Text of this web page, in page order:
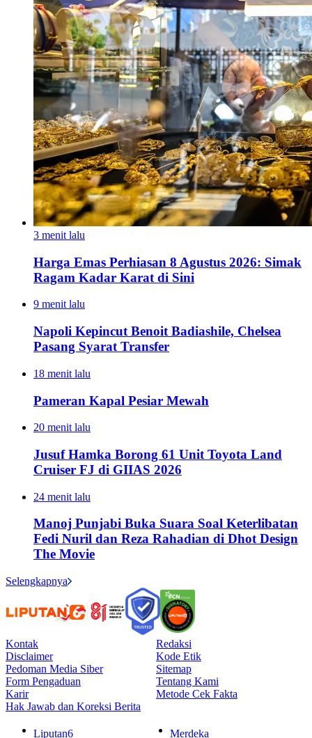
3 menit lalu
Harga Emas Perhiasan 8 Agustus 2026: Simak
Ragam Kadar Karat di Sini
9 menit lalu
Napoli Kepincut Benoit Badiashile, Chelsea
Pasang Syarat Transfer
18 menit lalu
Pameran Kapal Pesiar Mewah
20 menit lalu
Jusuf Hamka Borong 61 Unit Toyota Land
Cruiser FJ di GIIAS 2026
24 menit lalu
Manoj Punjabi Buka Suara Soal Keterlibatan
Fedi Nuril dan Reza Rahadian di Dhot Design
The Movie
Selengkapnya
Kontak
Redaksi
Disclaimer
Kode Etik
Pedoman Media Siber
Sitemap
Form Pengaduan
Tentang Kami
Karir
Metode Cek Fakta
Hak Jawab dan Koreksi Berita
Liputan6 Merdeka